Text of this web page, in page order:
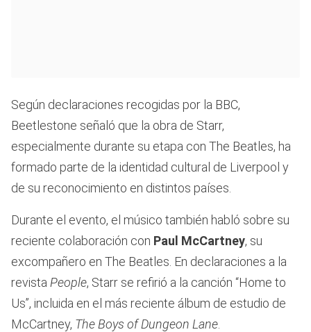
Según declaraciones recogidas por la BBC,
Beetlestone señaló que la obra de Starr,
especialmente durante su etapa con The Beatles, ha
formado parte de la identidad cultural de Liverpool y
de su reconocimiento en distintos países.
Durante el evento, el músico también habló sobre su
reciente colaboración con Paul McCartney, su
excompañero en The Beatles. En declaraciones a la
revista People, Starr se refirió a la canción “Home to
Us”, incluida en el más reciente álbum de estudio de
McCartney, The Boys of Dungeon Lane